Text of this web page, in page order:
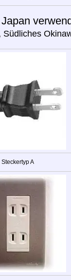
Japan
Südliches
Steckertyp A